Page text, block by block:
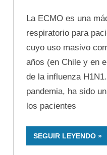
La ECMO es una
respiratorio para
cuyo uso masivo
años (en Chile y en
de la influenza
pandemia, ha sido
los pacientes
SEGUIR LEYENDO